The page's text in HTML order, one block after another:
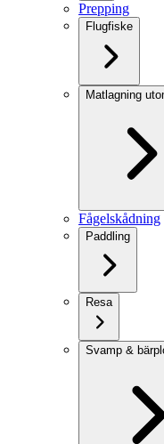
Prepping
Flugfiske
Matlagning
Fågelskådning
Paddling
Resa
Svamp &